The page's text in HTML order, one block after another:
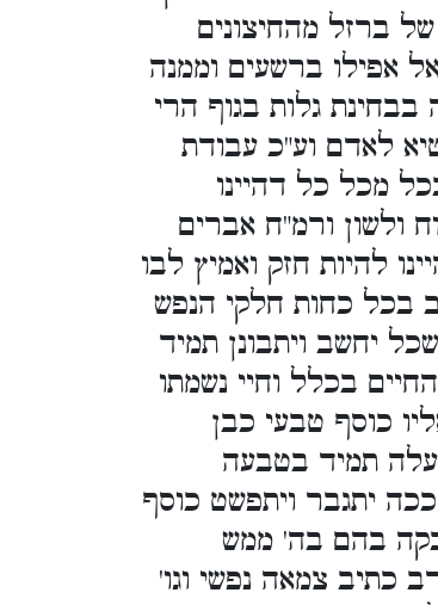
ברזל מהחיצונים
אפילו ברשעים וממנה
גלות בגוף הרי
לאדם וע"כ עבודת
מכל כל דהיינו
ולשון ורמ"ח אברים
להיות חזק ואמיץ לבו
בכל כחות חלקי הנפש
יחשב ויתבונן תמיד
בכלל וחיי נשמתו
כוסף טבעי כבן
תמיד בטבעה
יתגבר ויתפשט כוסף
בהם בה' ממש
כתיב צמאה נפשי וגו'